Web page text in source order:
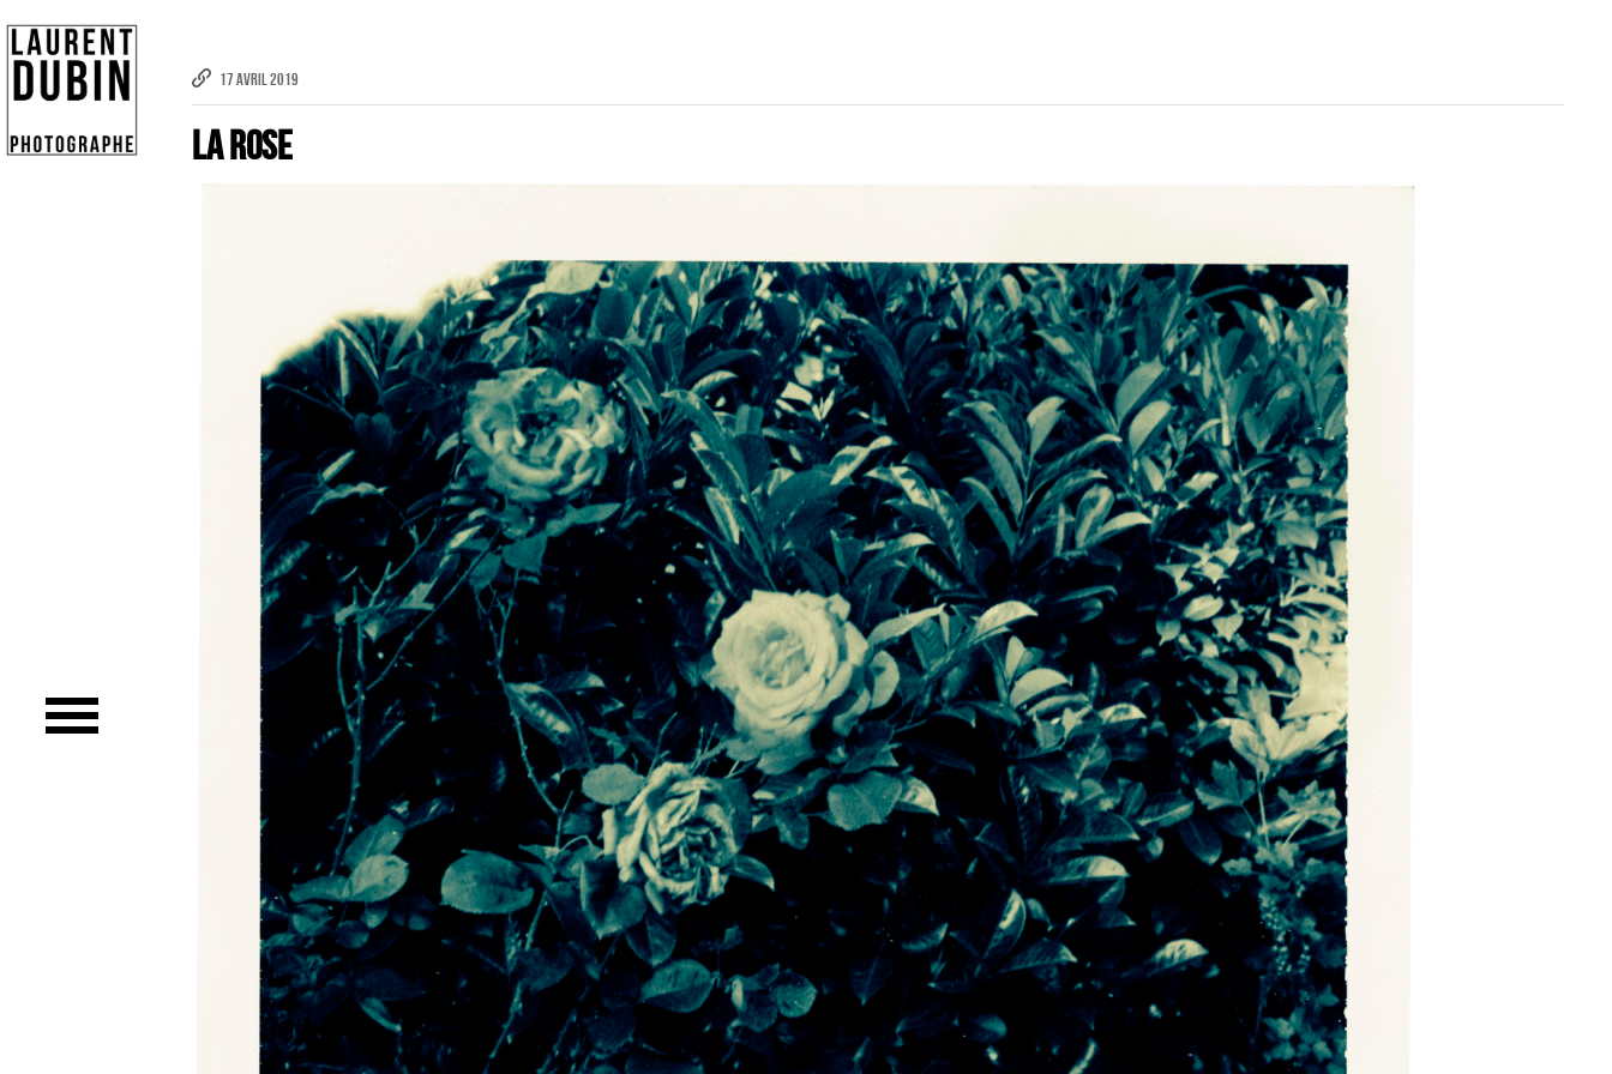
eCommerce – Catalogue
PORTRAIT
Reportage
ÉVÉNEMENT PROFESSIONNEL
BÂTIMENT ET TP
AUDIOVISUEL AÉRIEN
Imagerie Aérienne
PHOTOGRAMMÉTRIE
TRAVAILLEURS DU XXIÈ SIÈCLE
Tritptyques
EXPOSITIONS
CARNET DE NOTES (BLOG)
–
CONTACTS
17 AVRIL 2019
La Rose